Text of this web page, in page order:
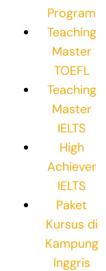
Program
Teaching
Master
TOEFL
Teaching
Master
IELTS
High
Achiever
IELTS
Paket
Kursus di
Kampung
Inggris